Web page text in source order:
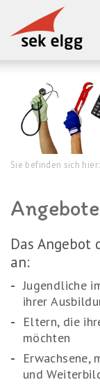
Sie befinden sich hier:
Das
an:
Jugendliche
ihrer
Eltern, die
möchten
Erwachsene,
und